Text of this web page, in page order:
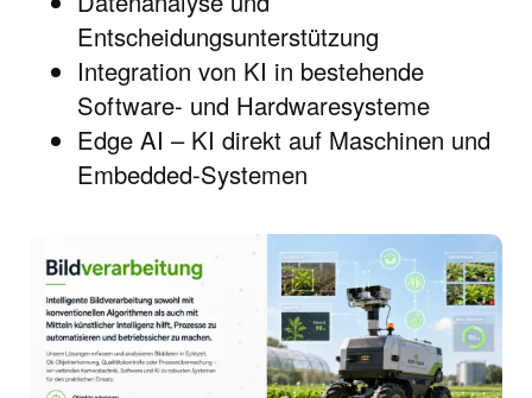
Entscheidungsunterstützung
Integration von KI in bestehende
Software- und Hardwaresysteme
Edge AI – KI direkt auf Maschinen und
Embedded-Systemen